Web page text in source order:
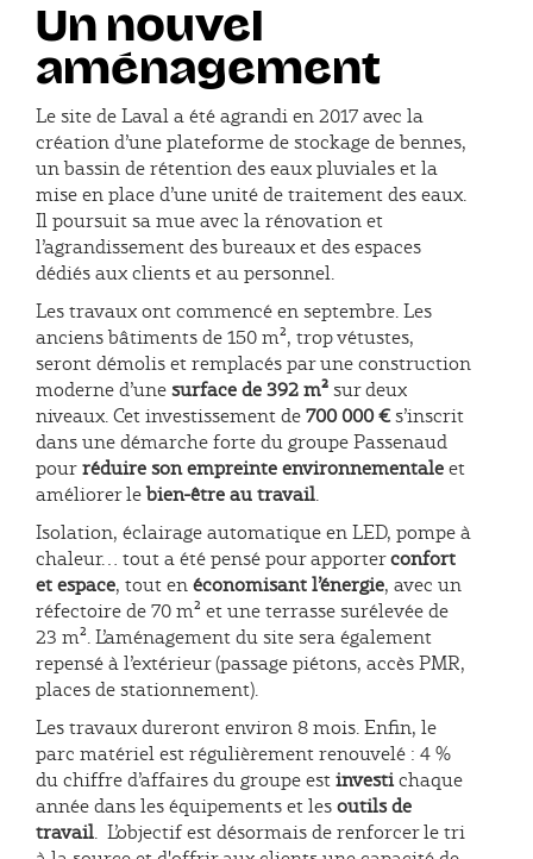
Un nouvel
aménagement
Le site de Laval a été agrandi en 2017 avec la
création d’une plateforme de stockage de bennes,
un bassin de rétention des eaux pluviales et la
mise en place d’une unité de traitement des eaux.
Il poursuit sa mue avec la rénovation et
l’agrandissement des bureaux et des espaces
dédiés aux clients et au personnel.
Les travaux ont commencé en septembre. Les
anciens bâtiments de 150 m², trop vétustes,
seront démolis et remplacés par une construction
moderne d’unesurface de 392 m²sur deux
niveaux. Cet investissement de700 000 €s’inscrit
dans une démarche forte du groupe Passenaud
pourréduire son empreinte environnementaleet
améliorer lebien-être au travail.
Isolation, éclairage automatique en LED, pompe à
chaleur… tout a été pensé pour apporterconfort
et espace, tout enéconomisant l’énergie, avec un
réfectoire de 70 m² et une terrasse surélevée de
23 m². L’aménagement du site sera également
repensé à l’extérieur (passage piétons, accès PMR,
places de stationnement).
Les travaux dureront environ 8 mois. Enfin, le
parc matériel est régulièrement renouvelé : 4 %
du chiffre d’affaires du groupe estinvestichaque
année dans les équipements et lesoutils de
travail. L’objectif est désormais de renforcer le tri